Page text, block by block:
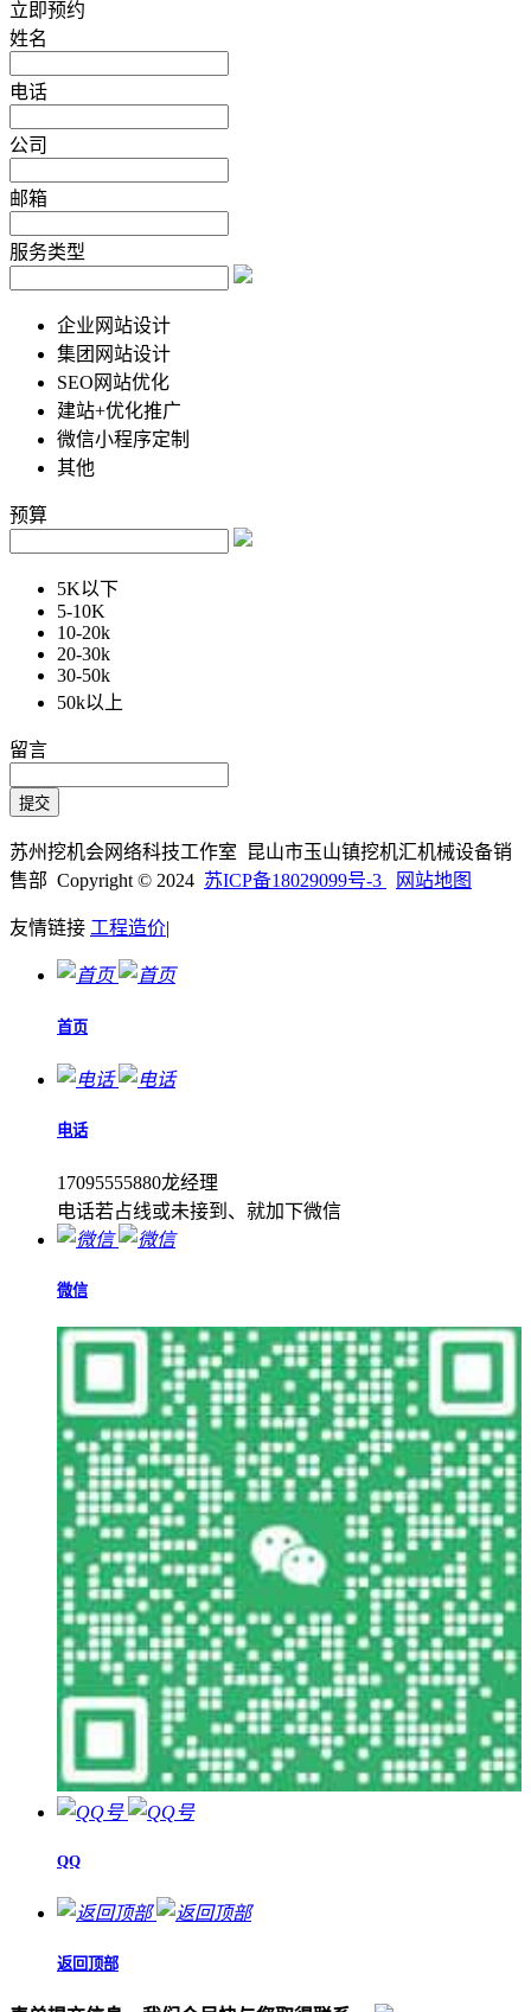
立即预约
姓名
电话
公司
邮箱
服务类型
企业网站设计
集团网站设计
SEO网站优化
建站+优化推广
微信小程序定制
其他
预算
5K以下
5-10K
10-20k
20-30k
30-50k
50k以上
留言
苏州挖机会网络科技工作室 昆山市玉山镇挖机汇机械设备销
售部 Copyright © 2024 苏ICP备18029099号-3 网站地图
友情链接 工程造价|
首页
电话
17095555880龙经理
电话若占线或未接到、就加下微信
微信
QQ
返回顶部